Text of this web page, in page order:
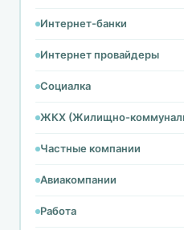
Интернет-банки
Интернет провайдеры
Социалка
ЖКХ (Жилищно-
Частные компании
Авиакомпании
Работа